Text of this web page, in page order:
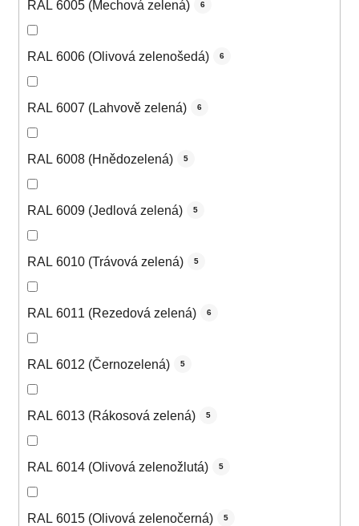
RAL 6005 (Mechová zelená) 6
RAL 6006 (Olivová zelenošedá) 6
RAL 6007 (Lahvově zelená) 6
RAL 6008 (Hnědozelená) 5
RAL 6009 (Jedlová zelená) 5
RAL 6010 (Trávová zelená) 5
RAL 6011 (Rezedová zelená) 6
RAL 6012 (Černozelená) 5
RAL 6013 (Rákosová zelená) 5
RAL 6014 (Olivová zelenožlutá) 5
RAL 6015 (Olivová zelenočerná) 5